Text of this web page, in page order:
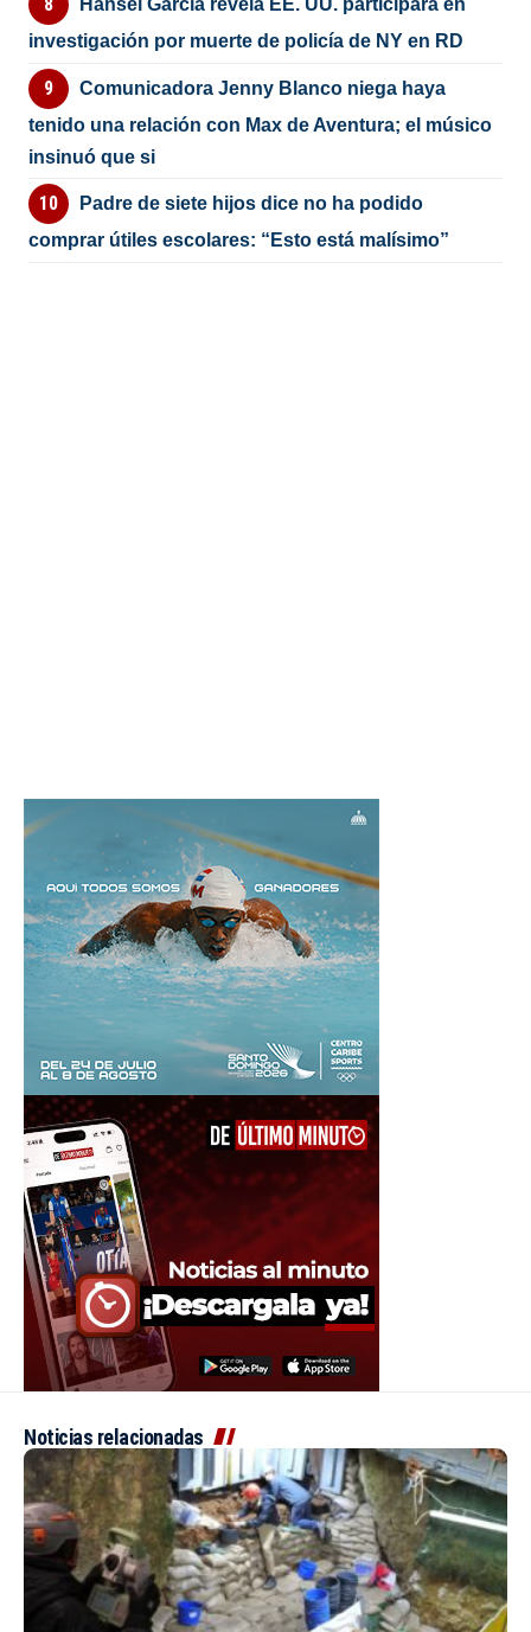
Hansel García revela EE. UU. participará en
investigación por muerte de policía de NY en RD
Comunicadora Jenny Blanco niega haya
tenido una relación con Max de Aventura; el músico
insinuó que si
Padre de siete hijos dice no ha podido
comprar útiles escolares: “Esto está malísimo”
Noticias relacionadas